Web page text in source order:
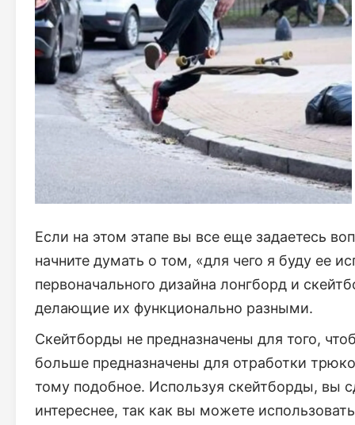
Если на этом этапе вы все еще задаетесь
начните думать о том, «для чего я буду ее
первоначального дизайна лонгборд и
делающие их функционально разными.
Скейтборды не предназначены для того,
больше предназначены для отработки
тому подобное. Используя скейтборды, вы
интереснее, так как вы можете